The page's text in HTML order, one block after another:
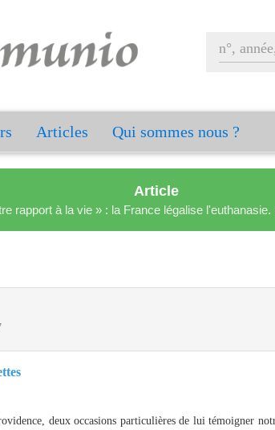
Articles Qui sommes nous ?
Article
rapport à la vie » : la France légalise
deux occasions particulières de lui témoigner